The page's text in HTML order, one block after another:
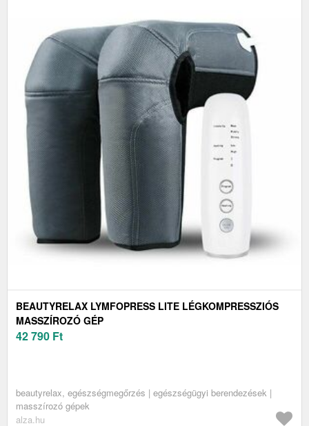
BEAUTYRELAX LYMFOPRESS LITE LÉGKOMPRESSZIÓS
MASSZÍROZÓ GÉP
42 790 Ft
beautyrelax, egészségmegőrzés | egészségügyi berendezések |
masszírozó gépek
alza.hu